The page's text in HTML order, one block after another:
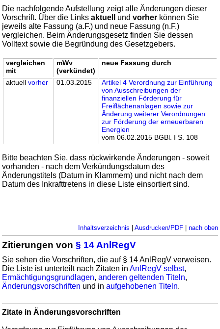
Die nachfolgende Aufstellung zeigt alle Änderungen dieser
Vorschrift. Über die Linksaktuell undvorher können Sie
jeweils alte Fassung (a.F.) und neue Fassung (n.F.)
vergleichen. Beim Änderungsgesetz finden Sie dessen
Volltext sowie die Begründung des Gesetzgebers.
vergleichen
mit
mWv
(verkündet)
neue Fassung durch
aktuellvorher 01.03.2015
Artikel 4 Verordnung zur Einführung
von Ausschreibungen der
finanziellen Förderung für
Freiflächenanlagen sowie zur
Änderung weiterer Verordnungen
zur Förderung der erneuerbaren
Energien
vom 06.02.2015 BGBl. I S. 108
Bitte beachten Sie, dass rückwirkende Änderungen - soweit
vorhanden - nach dem Verkündungsdatum des
Änderungstitels (Datum in Klammern) und nicht nach dem
Datum des Inkrafttretens in diese Liste einsortiert sind.
Inhaltsverzeichnis | Ausdrucken/PDF| nach oben
Zitierungen von§ 14 AnlRegV
Sie sehen die Vorschriften, die auf § 14 AnlRegV verweisen.
Die Liste ist unterteilt nach Zitaten inAnlRegV selbst,
Ermächtigungsgrundlagen,anderen geltenden Titeln,
Änderungsvorschriften und inaufgehobenen Titeln.
Zitate in Änderungsvorschriften